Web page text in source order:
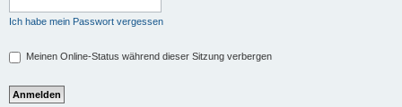
Ich habe mein Passwort vergessen
Meinen Online-Status während dieser Sitzung verbergen